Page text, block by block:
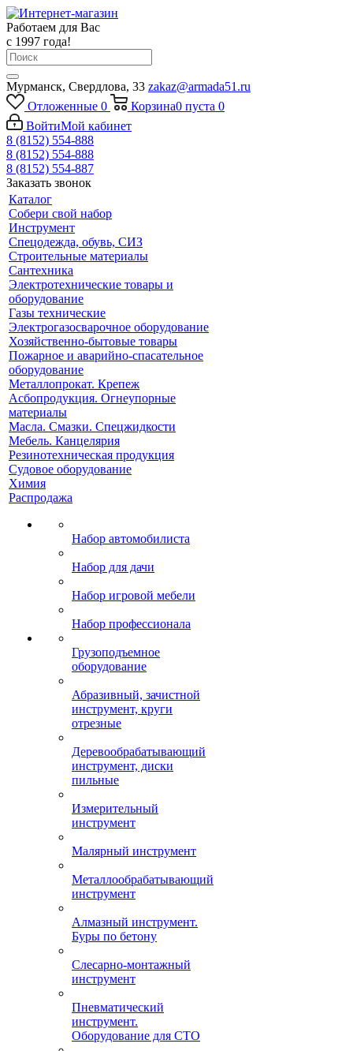
Работаем для Вас
с 1997 года!
Мурманск, Свердлова, 33 zakaz@armada51.ru
Отложенные 0 Корзина0 пуста 0
ВойтиМой кабинет
8 (8152) 554-888
8 (8152) 554-888
8 (8152) 554-887
Заказать звонок
Каталог
Собери свой набор
Инструмент
Спецодежда, обувь, СИЗ
Строительные материалы
Сантехника
Электротехнические товары и
оборудование
Газы технические
Электрогазосварочное оборудование
Хозяйственно-бытовые товары
Пожарное и аварийно-спасательное
оборудование
Металлопрокат. Крепеж
Асбопродукция. Огнеупорные
материалы
Масла. Смазки. Спецжидкости
Мебель. Канцелярия
Резинотехническая продукция
Судовое оборудование
Химия
Распродажа
Набор автомобилиста
Набор для дачи
Набор игровой мебели
Набор профессионала
Грузоподъемное
оборудование
Абразивный, зачистной
инструмент, круги
отрезные
Деревообрабатывающий
инструмент, диски
пильные
Измерительный
инструмент
Малярный инструмент
Металлообрабатывающий
инструмент
Алмазный инструмент.
Буры по бетону
Слесарно-монтажный
инструмент
Пневматический
инструмент.
Оборудование для СТО